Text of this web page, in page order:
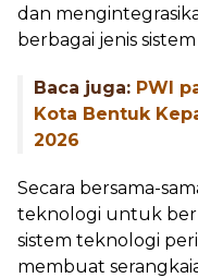
dan
berbagai jenis
Baca juga: PWI
Kota Bentuk
2026
Secara bersama-
teknologi untuk
sistem teknologi
membuat